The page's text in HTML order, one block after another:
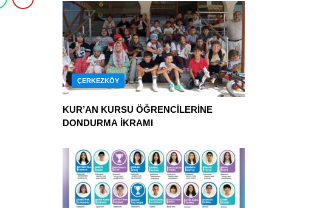
ÇERKEZKÖY
KUR’AN KURSU ÖĞRENCİLERİNE
DONDURMA İKRAMI